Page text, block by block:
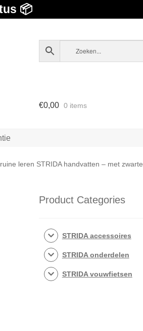
📦
€0,00 0 items
leren STRIDA handvatten – met zwarte
Product Categories
STRIDA accessoires
STRIDA onderdelen
STRIDA vouwfietsen